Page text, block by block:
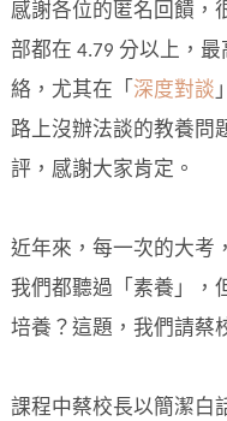
感謝各位的匿名回饋，
部都在 4.79 分以上，
絡，尤其在「 深度對談
路上沒辦法談的教養問
評，感謝大家肯定。
近年來，每一次的大考
我們都聽過「素養」，
培養？這題，我們請蔡
課程中蔡校長以簡潔白